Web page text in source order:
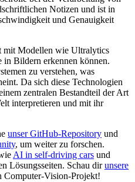
Notizen und ist in
und Genauigkeit
mit Modellen wie Ultralytics
Bildern erkennen können.
zu verstehen, was
Da sich diese Technologien
zentralen Bestandteil der Art
interpretieren und mit ihr
unser GitHub-Repository und
, um weiter zu forschen.
AI in self-driving cars und
Lösungsseiten. Schau dirunsere
Computer-Vision-Projekt!